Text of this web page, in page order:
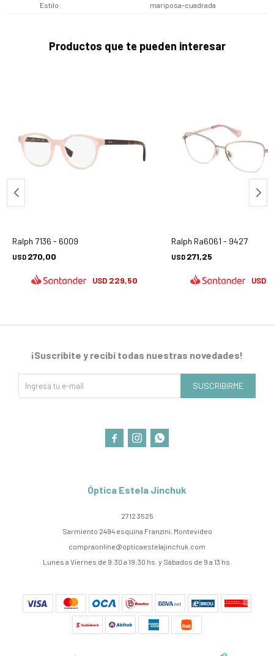
Estilo mariposa-cuadrada
Productos que te pueden interesar
Ralph 7136 - 6009
USD 270,00
USD 229,50
Ralph Ra6061 - 9427
USD 271,25
USD
Óptica Estela Jinchuk
2712 3525
Sarmiento 2494 esquina Franzini, Montevideo
compraonline@opticaestelajinchuk.com
Lunes a Viernes de 9:30 a 19:30 hs. y Sábados de 9 a 13 hs.
¡Suscribite y recibí todas nuestras novedades!
SUSCRIBIRME
  